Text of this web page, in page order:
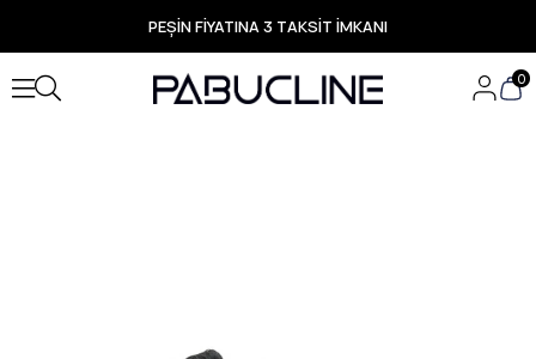
PEŞİN FİYATINA 3 TAKSİT İMKANI
TÜM ÜRÜNLERDE ÜCRETSİZ KARGO
Yeni Sezon Ürünlerde Özel Fırsatlar
Seçili Ürünlerde Hızlı Teslimat
0